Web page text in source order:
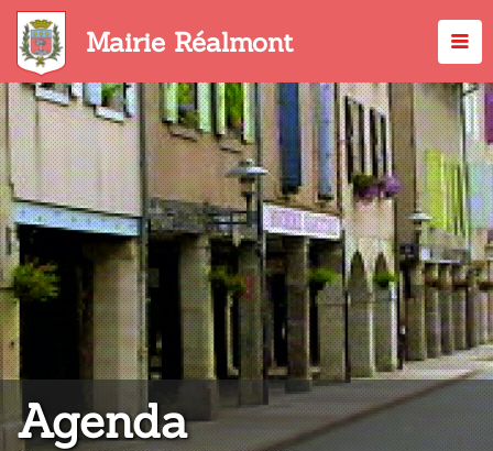
Aller
contenu
principal
Mairie Réalmont
Agenda: